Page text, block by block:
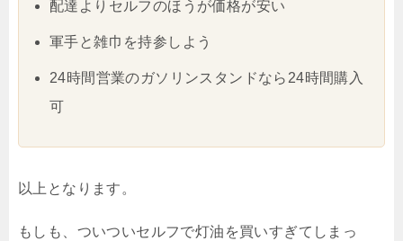
配達よりセルフのほうが価格が安い
軍手と雑巾を持参しよう
24時間営業のガソリンスタンドなら24時間購入
可
以上となります。
もしも、ついついセルフで灯油を買いすぎてしまっ